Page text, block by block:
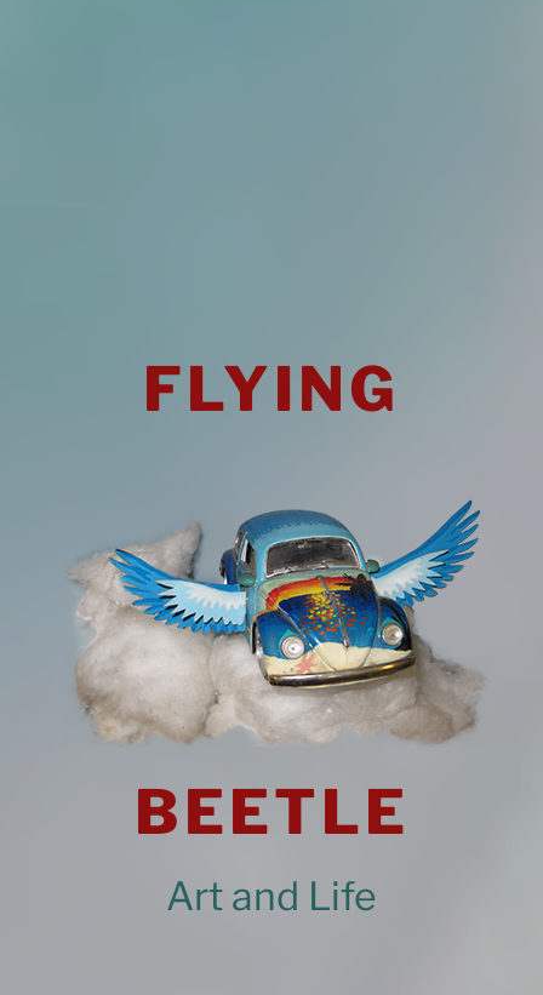
FLYING
BEETLE
Art and Life